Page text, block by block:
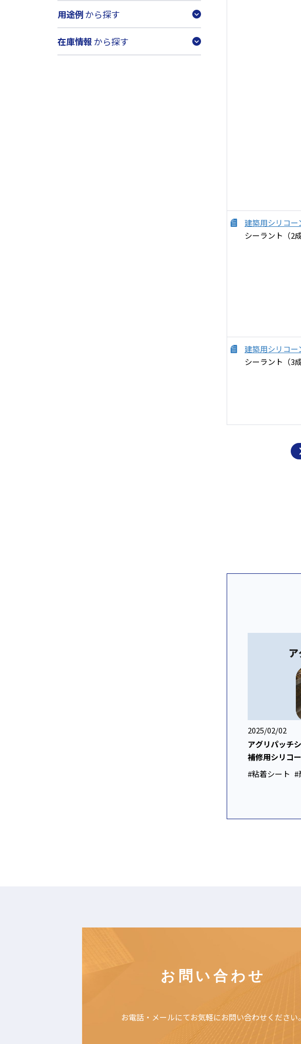
用途例 から探す
在庫情報 から探す
建築用シリコー
シーラント（2
建築用シリコー
シーラント（3
2025/02/02
アグリパッチ
補修用シリコ
#粘着シート #
お問い合わせ
お電話・メールにてお気軽にお問い合わせください。